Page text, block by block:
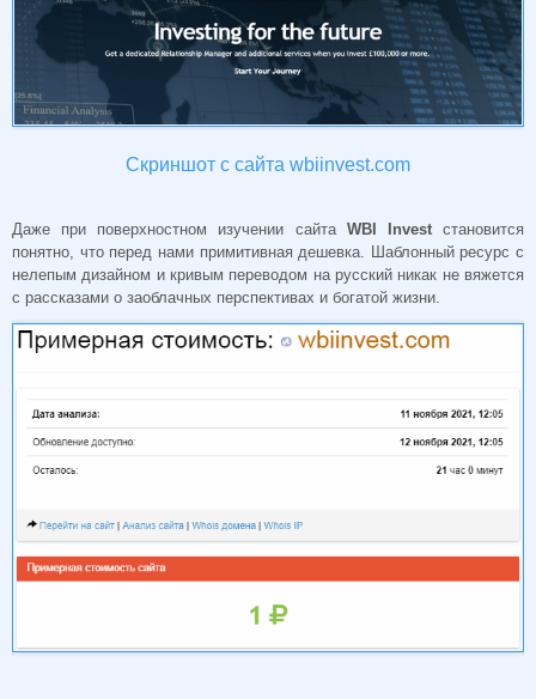
Скриншот с сайта wbiinvest.com
Даже при поверхностном изучении сайта WBI Investстановится
понятно, что перед нами примитивная дешевка. Шаблонный ресурс с
нелепым дизайном и кривым переводом на русский никак не вяжется
с рассказами о заоблачных перспективах и богатой жизни.